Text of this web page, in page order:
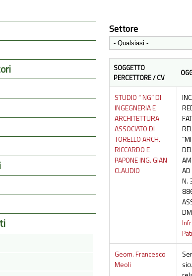
Settore
SOGGETTO
PERCETTORE / CV
STUDIO “ NG” DI
INGEGNERIA E
ARCHITETTURA
ASSOCIATO DI
TORELLO ARCH.
RICCARDO E
PAPONE ING. GIAN
CLAUDIO
N.
Geom. Francesco
Meoli